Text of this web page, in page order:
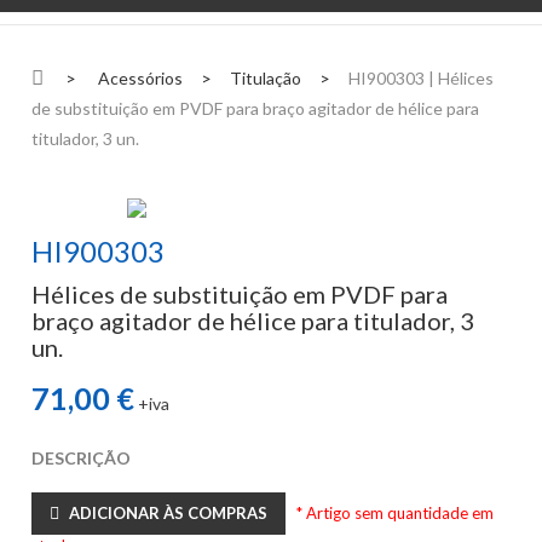
> Acessórios > Titulação >
HI900303 | Hélices
de substituição em PVDF para braço agitador de hélice para
titulador, 3 un.
HI900303
Hélices de substituição em PVDF para
braço agitador de hélice para titulador, 3
un.
71,00 € +iva
DESCRIÇÃO
ADICIONAR ÀS COMPRAS
* Artigo sem quantidade em